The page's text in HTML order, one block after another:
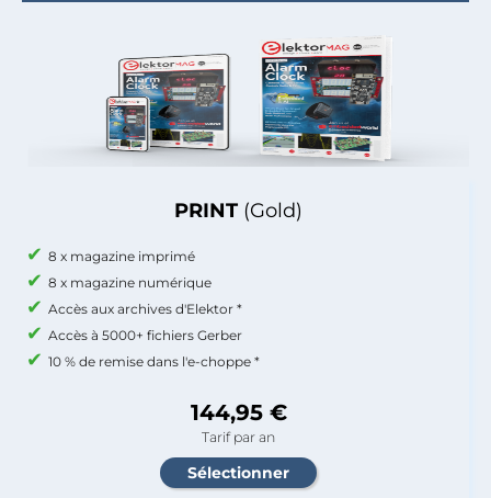
PRINT (Gold)
8 x magazine imprimé
8 x magazine numérique
Accès aux archives d'Elektor *
Accès à 5000+ fichiers Gerber
10 % de remise dans l'e-choppe *
144,95 €
Tarif par an